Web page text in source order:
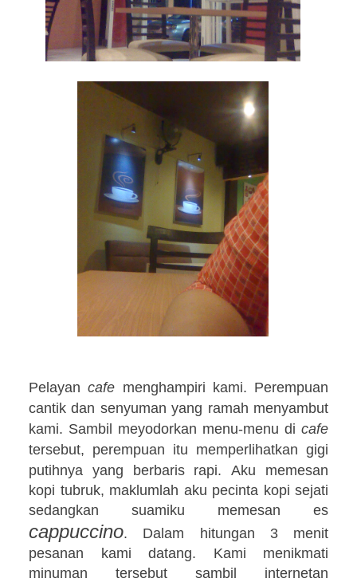
Pelayancafe menghampiri kami. Perempuan
cantik dan senyuman yang ramah menyambut
kami. Sambil meyodorkan menu-menu di cafe
tersebut, perempuan itu memperlihatkan gigi
putihnya yang berbaris rapi.Aku memesan
kopi tubruk, maklumlah aku pecinta kopi sejati
sedangkan suamiku memesan es
cappuccino. Dalam hitungan 3 menit
pesanan kami datang. Kami menikmati
minuman tersebut sambil internetan